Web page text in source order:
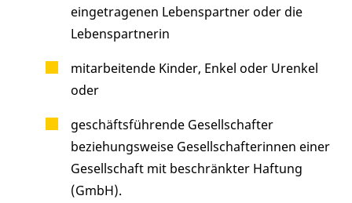
eingetragenen Lebenspartner oder die
Lebenspartnerin
mitarbeitende Kinder, Enkel oder Urenkel
oder
geschäftsführende Gesellschafter
beziehungsweise Gesellschafterinnen einer
Gesellschaft mit beschränkter Haftung
(GmbH).